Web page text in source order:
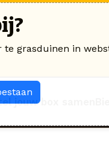
jouw box samen
grasduinen in